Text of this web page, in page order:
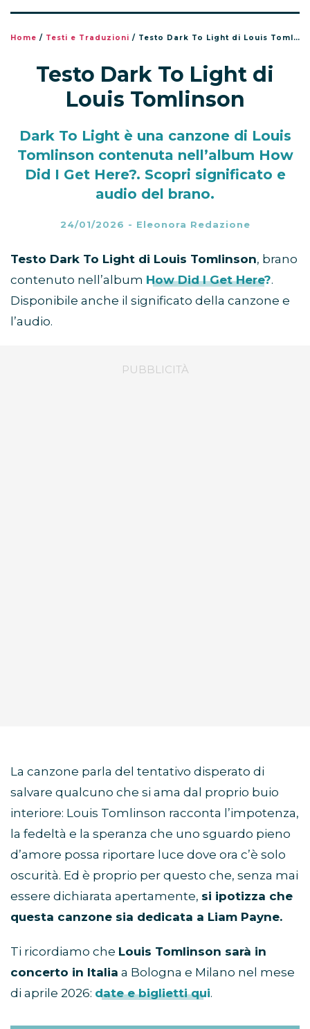
Home / Testi e Traduzioni / Testo Dark To Light di Louis Tomlinson
Testo Dark To Light di
Louis Tomlinson
Dark To Light è una canzone di Louis
Tomlinson contenuta nell’album How
Did I Get Here?. Scopri significato e
audio del brano.
24/01/2026 - Eleonora Redazione
Testo Dark To Light di Louis Tomlinson, brano
contenuto nell’album How Did I Get Here?.
Disponibile anche il significato della canzone e
l’audio.
La canzone parla del tentativo disperato di
salvare qualcuno che si ama dal proprio buio
interiore: Louis Tomlinson racconta l’impotenza,
la fedeltà e la speranza che uno sguardo pieno
d’amore possa riportare luce dove ora c’è solo
oscurità. Ed è proprio per questo che, senza mai
essere dichiarata apertamente, si ipotizza che
questa canzone sia dedicata a Liam Payne.
Ti ricordiamo che Louis Tomlinson sarà in
concerto in Italia a Bologna e Milano nel mese
di aprile 2026: date e biglietti qui.